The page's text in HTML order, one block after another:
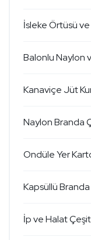
İsleke Örtüsü
Balonlu Naylon
Kanaviçe Jüt
Naylon Branda
Ondüle Yer
Kapsüllü Branda
İp ve Halat